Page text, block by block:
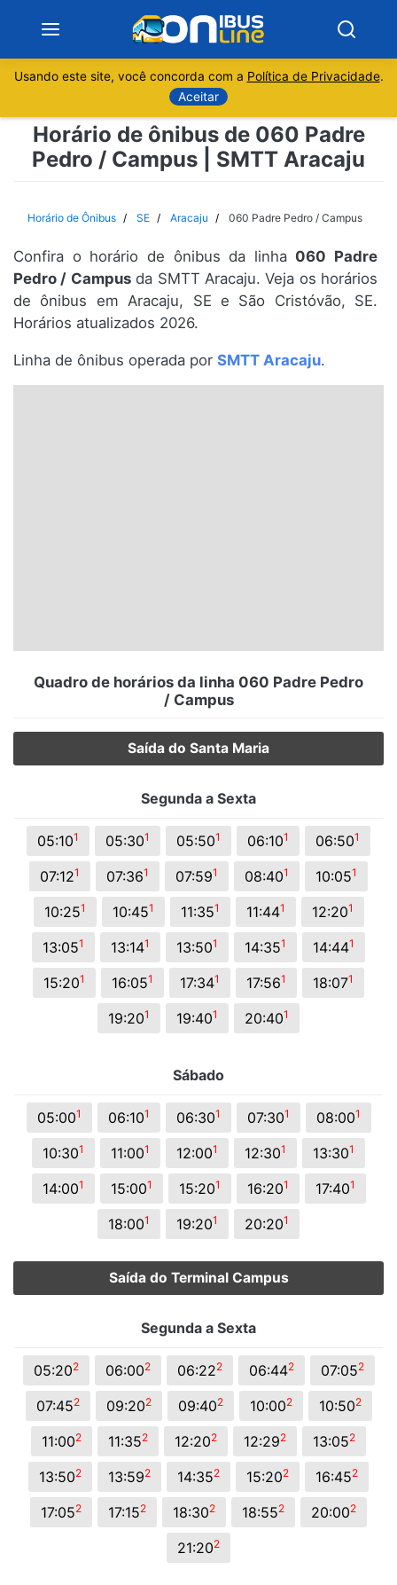
Sobre
Rio de Janeiro
Espírito Santo
Paraná
Usando este site, você concorda com a Política de Privacidade.
Aceitar
Horário de ônibus de 060 Padre
Pedro / Campus | SMTT Aracaju
Horário de Ônibus SE Aracaju 060 Padre Pedro / Campus
Confira o horário de ônibus da linha 060 Padre
Pedro / Campusda SMTT Aracaju. Veja os horários
de ônibus em Aracaju, SE e São Cristóvão, SE.
Horários atualizados 2026.
Linha de ônibus operada por SMTT Aracaju.
Quadro de horários da linha 060 Padre Pedro
/ Campus
Saída do Santa Maria
Segunda a Sexta
05:101 05:301 05:501 06:101 06:501
07:121 07:361 07:591 08:401 10:051
10:251 10:451 11:351 11:441 12:201
13:051 13:141 13:501 14:351 14:441
15:201 16:051 17:341 17:561 18:071
19:201 19:401 20:401
Sábado
05:001 06:101 06:301 07:301 08:001
10:301 11:001 12:001 12:301 13:301
14:001 15:001 15:201 16:201 17:401
18:001 19:201 20:201
Saída do Terminal Campus
Segunda a Sexta
05:202 06:002 06:222 06:442 07:052
07:452 09:202 09:402 10:002 10:502
11:002 11:352 12:202 12:292 13:052
13:502 13:592 14:352 15:202 16:452
17:052 17:152 18:302 18:552 20:002
21:202